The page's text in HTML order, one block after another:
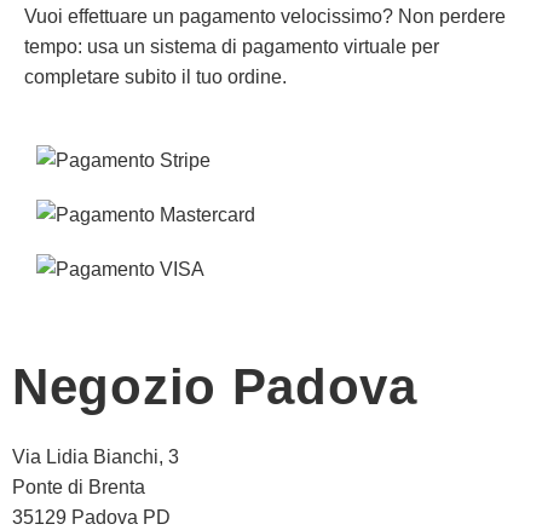
Vuoi effettuare un pagamento velocissimo? Non perdere
tempo: usa un sistema di pagamento virtuale per
completare subito il tuo ordine.
Negozio Padova
Via Lidia Bianchi, 3
Ponte di Brenta
35129 Padova PD